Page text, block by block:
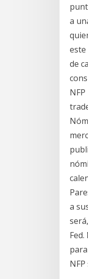
a
este
de
a